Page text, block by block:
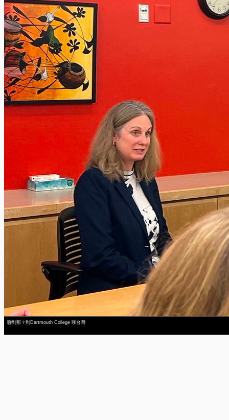
聊到那？到Dartmouth College 聊台灣